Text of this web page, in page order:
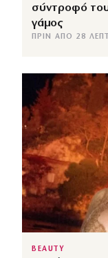
σύντροφό
γάμος
ΠΡΙΝ ΑΠΌ 28
BEAUTY